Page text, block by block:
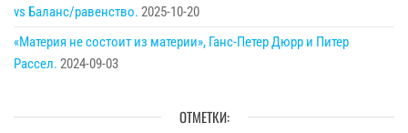
vs Баланс/равенство. 2025-10-20
«Материя не состоит из материи», Ганс-Петер Дюрр и Питер
Рассел. 2024-09-03
ОТМЕТКИ: